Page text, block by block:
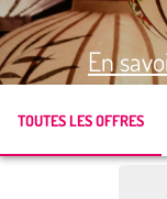
En
TOUTES LES OFFRES